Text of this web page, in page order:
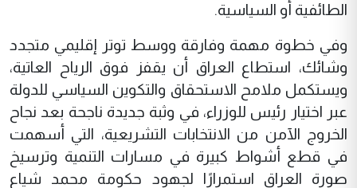
الطائفية أو السياسية.
وفي خطوة مهمة وفارقة ووسط توتر إقليمي متجدد
وشائك، استطاع العراق أن يقفز فوق الرياح العاتية،
ويستكمل ملامح الاستحقاق والتكوين السياسي للدولة
عبر اختيار رئيس للوزراء، في وثبة جديدة ناجحة بعد نجاح
الخروج الآمن من الانتخابات التشريعية، التي أسهمت
في قطع أشواط كبيرة في مسارات التنمية وترسيخ
صورة العراق استمرارًا لجهود حكومة محمد شياع